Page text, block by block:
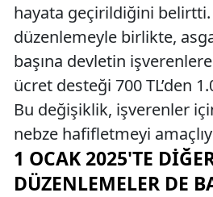
hayata geçirildiğini belirtti.
düzenlemeyle birlikte,
başına devletin
ücret desteği 700 TL’den
Bu değişiklik, işverenler
nebze hafifletmeyi
1 OCAK 2025'TE
DÜZENLEMELER DE